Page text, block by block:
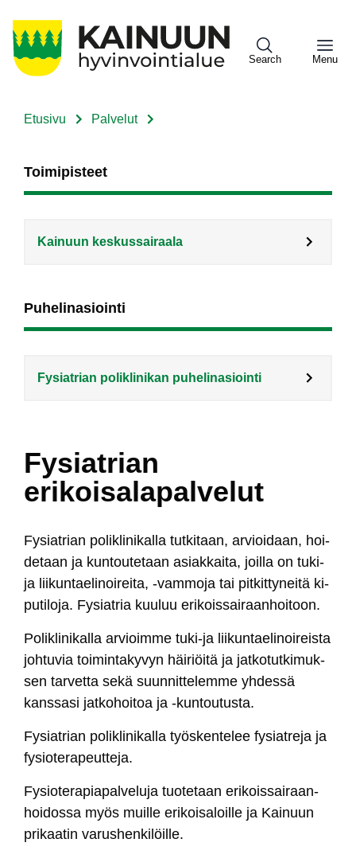
pääsisältöön
Search Menu
Menu
Asiakkaille
Etusivu Palvelut
Toimipisteet
Kainuun keskussairaala
Puhelinasiointi
Fysiatrian poliklinikan puhelinasiointi
Fysiatrian
erikoisalapalvelut
Fy­siat­rian po­lik­li­ni­kal­la tut­ki­taan, ar­vioi­daan, hoi­
de­taan ja kun­tou­te­taan asiak­kai­ta, joil­la on tu­ki-
ja lii­kun­tae­li­noi­rei­ta, -vam­mo­ja tai pit­kit­ty­nei­tä ki­
pu­ti­lo­ja. Fy­siat­ria kuu­luu eri­kois­sai­raan­hoi­toon.
Po­lik­li­ni­kal­la ar­vioim­me tu­ki-ja lii­kun­tae­li­noi­reis­ta
joh­tu­via toi­min­ta­ky­vyn häi­riöi­tä ja jat­ko­tut­ki­muk­
sen tar­vet­ta se­kä suun­ni­tte­lem­me yh­des­sä
kans­sa­si jat­ko­hoi­toa ja -kun­tou­tus­ta.
Fy­siat­rian po­lik­li­ni­kal­la työs­ken­te­lee fy­siat­re­ja ja
fy­sio­te­ra­peut­te­ja.
Fy­sio­te­ra­pia­pal­ve­lu­ja tuo­te­taan eri­kois­sai­raan­
hoi­dos­sa myös muil­le eri­koi­sa­loil­le ja Kai­nuun
pri­kaa­tin va­rus­hen­ki­löil­le.